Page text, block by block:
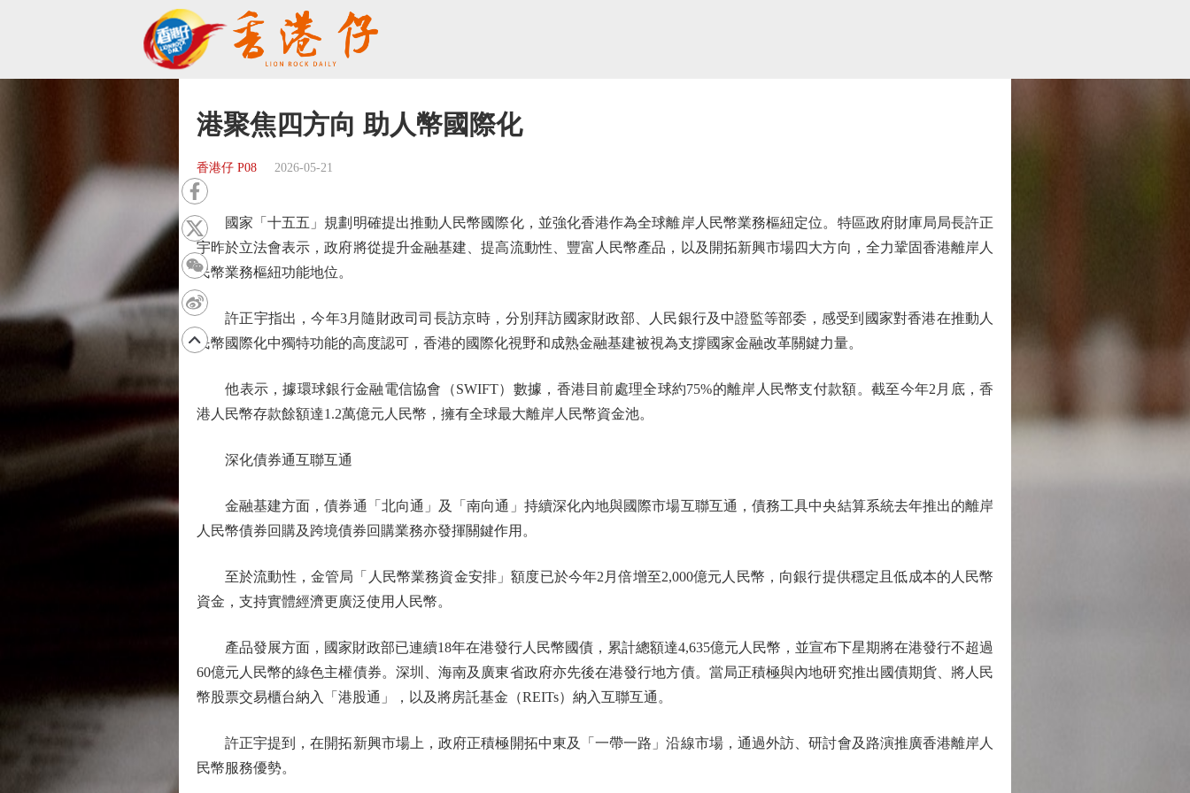
港聚焦四方向 助人幣國際化
香港仔 P08 2026-05-21
國家「十五五」規劃明確提出推動人民幣國際化，並強化香港作為全球離岸人民幣業務樞紐定位。特區政府財庫局局長許正
宇昨於立法會表示，政府將從提升金融基建、提高流動性、豐富人民幣產品，以及開拓新興市場四大方向，全力鞏固香港離岸人
民幣業務樞紐功能地位。
許正宇指出，今年3月隨財政司司長訪京時，分別拜訪國家財政部、人民銀行及中證監等部委，感受到國家對香港在推動人
民幣國際化中獨特功能的高度認可，香港的國際化視野和成熟金融基建被視為支撐國家金融改革關鍵力量。
他表示，據環球銀行金融電信協會（SWIFT）數據，香港目前處理全球約75%的離岸人民幣支付款額。截至今年2月底，香
港人民幣存款餘額達1.2萬億元人民幣，擁有全球最大離岸人民幣資金池。
深化債券通互聯互通
金融基建方面，債券通「北向通」及「南向通」持續深化內地與國際市場互聯互通，債務工具中央結算系統去年推出的離岸
人民幣債券回購及跨境債券回購業務亦發揮關鍵作用。
至於流動性，金管局「人民幣業務資金安排」額度已於今年2月倍增至2,000億元人民幣，向銀行提供穩定且低成本的人民幣
資金，支持實體經濟更廣泛使用人民幣。
產品發展方面，國家財政部已連續18年在港發行人民幣國債，累計總額達4,635億元人民幣，並宣布下星期將在港發行不超過
60億元人民幣的綠色主權債券。深圳、海南及廣東省政府亦先後在港發行地方債。當局正積極與內地研究推出國債期貨、將人民
幣股票交易櫃台納入「港股通」，以及將房託基金（REITs）納入互聯互通。
許正宇提到，在開拓新興市場上，政府正積極開拓中東及「一帶一路」沿線市場，通過外訪、研討會及路演推廣香港離岸人
民幣服務優勢。